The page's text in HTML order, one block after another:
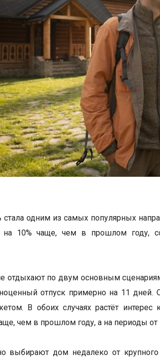
стала одним из самых популярных
10% чаще, чем в прошлом году,
отдыхают по двум основным
отпуск примерно на 11 дней.
В обоих случаях растёт
чем в прошлом году, а на периоды от
выбирают дом недалеко от